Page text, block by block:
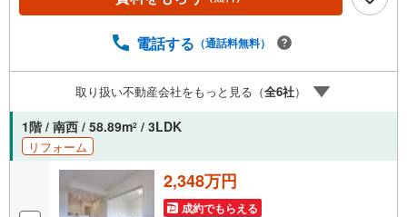
購入の際にかかる諸費用の概算も行っております。しっか
気軽にご相談ください。お客様第一主義をモット-にお引越
実に努めさせて頂きます。住宅情報館にお越し頂けたら、
物件のご紹介だけではなく、お住まいの疑問、不安、お家
の事ならなんでもご相談いただけます。お客様の要望をお
伺いしながら誠心誠意、全力でサポートさせて頂きます。
お客様一人一人に合わせたライフプランのご提案をさせて
いただきます。お気軽にご相談ください。
電話する （通話料無料）
取り扱い不動産会社をもっと見る（全6社）
1階 / 南西 / 58.89m2 / 3LDK
リフォーム
2,348万円
成約でもらえる